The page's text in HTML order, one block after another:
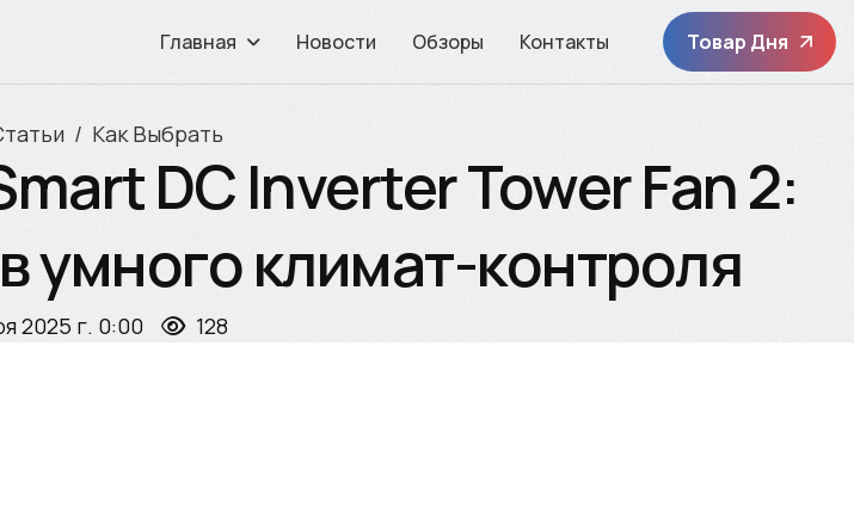
Главная Новости Обзоры Контакты Товар Дня
Как Выбрать
DC Inverter Tower Fan 2:
умного климат-контроля
2025 г. 0:00 128